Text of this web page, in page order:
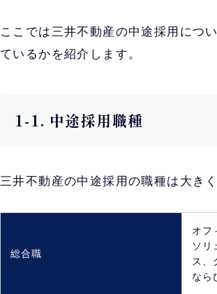
ここでは三井不動産の中途採用につ
ているかを紹介します。
1-1. 中途採用職種
三井不動産の中途採用の職種は大き
総合職
オフ
ソリ
ス、
なら